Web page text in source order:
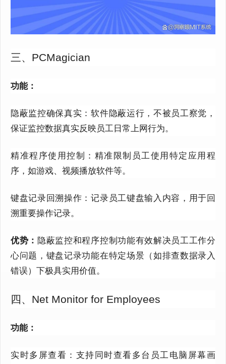
三、PCMagician
功能：
隐蔽监控确保真实：软件隐蔽运行，不被员工察觉，
保证监控数据真实反映员工日常上网行为。
精准程序使用控制：精准限制员工使用特定应用程
序，如游戏、视频播放软件等。
键盘记录回溯操作：记录员工键盘输入内容，用于回
溯重要操作记录。
优势： 隐蔽监控和程序控制功能有效解决员工工作分
心问题，键盘记录功能在特定场景（如排查数据录入
错误）下极具实用价值。
四、Net Monitor for Employees
功能：
实时多屏查看：支持同时查看多台员工电脑屏幕画